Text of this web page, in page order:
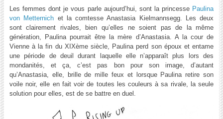
Les femmes dont je vous parle aujourd’hui, sont la princesse Paulina
von Metternich et la comtesse Anastasia Kielmannsegg. Les deux
sont clairement rivales, bien qu’elles ne soient pas de la même
génération, Paulina pourrait être la mère d’Anastasia. A la cour de
Vienne à la fin du XIXème siècle, Paulina perd son époux et entame
une période de deuil durant laquelle elle n’apparaît plus lors des
mondanités, et ça, c’est pas bon pour son image, d’autant
qu’Anastasia, elle, brille de mille feux et lorsque Paulina retire son
voile noir, elle en fait voir de toutes les couleurs à sa rivale, la seule
solution pour elles, est de se battre en duel.